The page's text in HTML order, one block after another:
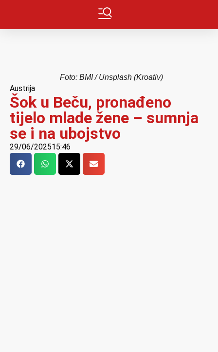
Foto: BMI / Unsplash (Kroativ)
Austrija
Šok u Beču, pronađeno
tijelo mlade žene – sumnja
se i na ubojstvo
29/06/202515:46